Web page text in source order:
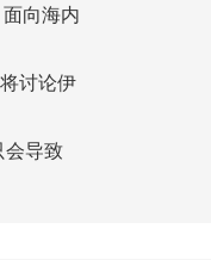
向海内
讨论伊
会导致